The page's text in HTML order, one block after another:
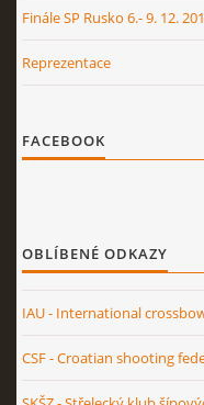
Finále SP Rusko 6.- 9. 12.
Reprezentace
FACEBOOK
OBLÍBENÉ ODKAZY
IAU - International
CSF - Croatian shooting